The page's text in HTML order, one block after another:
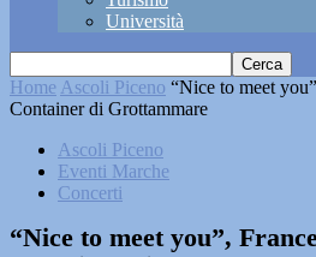
Università
Home Ascoli Piceno “Nice to meet
Container di Grottammare
Ascoli Piceno
Eventi Marche
Concerti
“Nice to meet you”,